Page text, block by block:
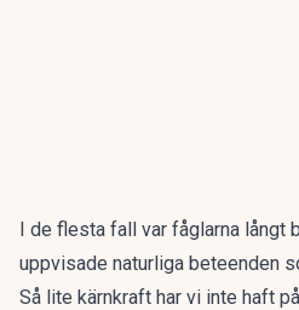
I de flesta fall var fåglarna långt
uppvisade naturliga beteenden
Så lite kärnkraft har vi inte haft